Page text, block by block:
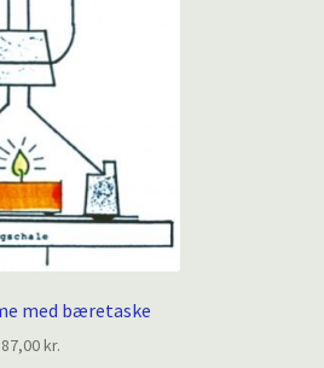
med bæretaske
kr.